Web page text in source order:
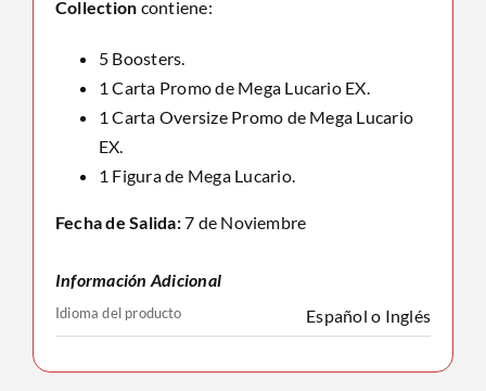
Collection contiene:
5 Boosters.
1 Carta Promo de Mega Lucario EX.
1 Carta Oversize Promo de Mega Lucario
EX.
1 Figura de Mega Lucario.
Fecha de Salida:7 de Noviembre
Información Adicional
Idioma del producto Español o Inglés